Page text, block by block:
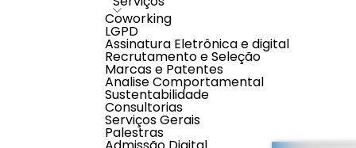
Coworking
LGPD
Assinatura Eletrônica e digital
Recrutamento e Seleção
Marcas e Patentes
Analise Comportamental
Sustentabilidade
Consultorias
Serviços Gerais
Palestras
AVALIAÇÕES
0,0
0 classificações de clientes